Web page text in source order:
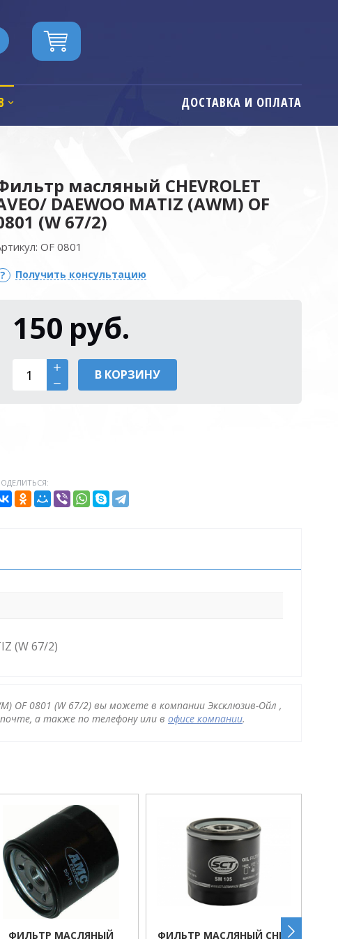
ДОСТАВКА И ОПЛАТА
масляный CHEVROLET
DAEWOO MATIZ (AWM) OF
(W 67/2)
OF 0801
Получить консультацию
150 руб.
В КОРЗИНУ
(W 67/2)
OF 0801 (W 67/2) вы можете в компании Эксклюзив-Ойл ,
а также по телефону или в офисе компании.
ФИЛЬТР МАСЛЯНЫЙ
ФИЛЬТР МАСЛЯНЫЙ CHEV